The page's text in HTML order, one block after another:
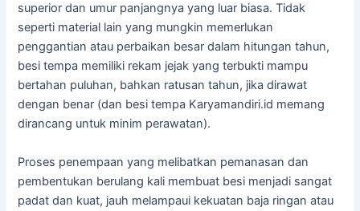
superior dan umur panjangnya yang luar biasa. Tidak
seperti material lain yang mungkin memerlukan
penggantian atau perbaikan besar dalam hitungan tahun,
besi tempa memiliki rekam jejak yang terbukti mampu
bertahan puluhan, bahkan ratusan tahun, jika dirawat
dengan benar (dan besi tempa Karyamandiri.id memang
dirancang untuk minim perawatan).
Proses penempaan yang melibatkan pemanasan dan
pembentukan berulang kali membuat besi menjadi sangat
padat dan kuat, jauh melampaui kekuatan baja ringan atau